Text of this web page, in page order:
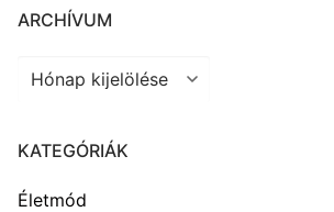
ARCHÍVUM
Archívum
KATEGÓRIÁK
Életmód